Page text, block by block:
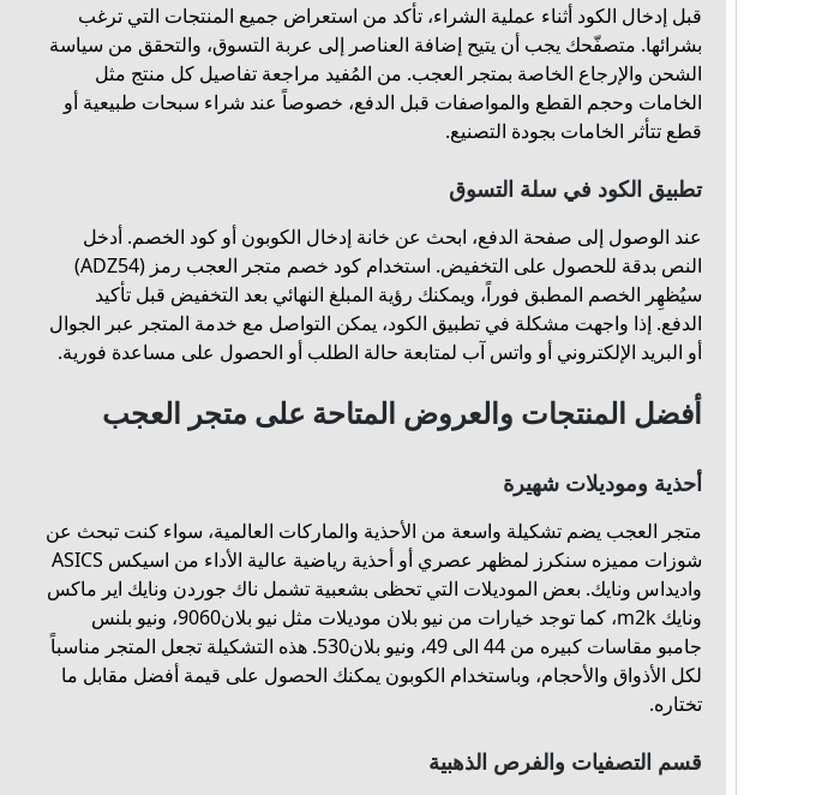
قبل إدخال الكود أثناء عملية الشراء، تأكد من استعراض جميع المنتجات التي ترغب
بشرائها. متصفّحك يجب أن يتيح إضافة العناصر إلى عربة التسوق، والتحقق من سياسة
الشحن والإرجاع الخاصة بمتجر العجب. من المُفيد مراجعة تفاصيل كل منتج مثل
الخامات وحجم القطع والمواصفات قبل الدفع، خصوصاً عند شراء سبحات طبيعية أو
قطع تتأثر الخامات بجودة التصنيع.
تطبيق الكود في سلة التسوق
عند الوصول إلى صفحة الدفع، ابحث عن خانة إدخال الكوبون أو كود الخصم. أدخل
النص بدقة للحصول على التخفيض. استخدام كود خصم متجر العجب رمز (ADZ54)
سيُظهِر الخصم المطبق فوراً، ويمكنك رؤية المبلغ النهائي بعد التخفيض قبل تأكيد
الدفع. إذا واجهت مشكلة في تطبيق الكود، يمكن التواصل مع خدمة المتجر عبر الجوال
أو البريد الإلكتروني أو واتس آب لمتابعة حالة الطلب أو الحصول على مساعدة فورية.
أفضل المنتجات والعروض المتاحة على متجر العجب
أحذية وموديلات شهيرة
متجر العجب يضم تشكيلة واسعة من الأحذية والماركات العالمية، سواء كنت تبحث عن
شوزات مميزه سنكرز لمظهر عصري أو أحذية رياضية عالية الأداء من اسيكس ASICS
واديداس ونايك. بعض الموديلات التي تحظى بشعبية تشمل ناك جوردن ونايك اير ماكس
ونايك m2k، كما توجد خيارات من نيو بلان موديلات مثل نيو بلان9060، ونيو بلنس
جامبو مقاسات كبيره من 44 الى 49، ونيو بلان530. هذه التشكيلة تجعل المتجر مناسباً
لكل الأذواق والأحجام، وباستخدام الكوبون يمكنك الحصول على قيمة أفضل مقابل ما
تختاره.
قسم التصفيات والفرص الذهبية